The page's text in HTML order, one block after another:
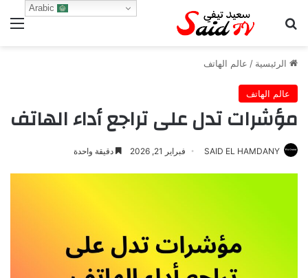
بحث عن
الرئيسية / عالم الهاتف
عالم الهاتف
مؤشرات تدل على تراجع أداء الهاتف
SAID EL HAMDANY فبراير 21, 2026 دقيقة واحدة